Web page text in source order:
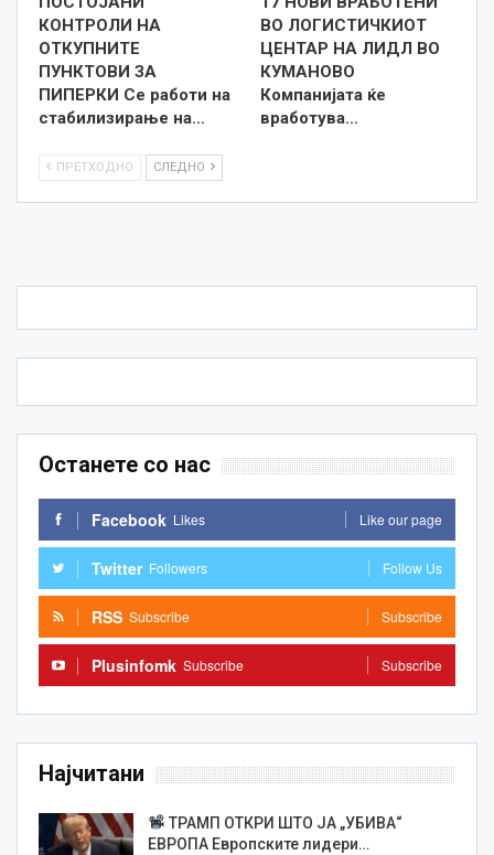
КОНТРОЛИ НА
ОТКУПНИТЕ
ПУНКТОВИ ЗА
ПИПЕРКИ Се работи на
стабилизирање на…
ВО ЛОГИСТИЧКИОТ
ЦЕНТАР НА ЛИДЛ ВО
КУМАНОВО
Компанијата ќе
вработува…
ПРЕТХОДНО СЛЕДНО
Останете со нас
Facebook Likes Like our page
Twitter Followers Follow Us
RSS Subscribe Subscribe
Plusinfomk Subscribe Subscribe
Најчитани
ТРАМП ОТКРИ ШТО ЈА „УБИВА“
ЕВРОПА Европските лидери…